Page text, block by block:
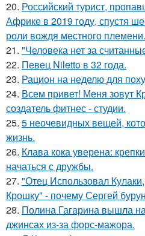
20. Российский турист,
Африке в 2019 году, спустя
роли вождя местного племени.
21. "Человека нет за
22. Певец Niletto в 32 года.
23. Рацион на неделю для
24. Всем привет! Меня зовут
создатель фитнес - студии.
25. 5 неочевидных вещей,
жизнь.
26. Клава кока уверена:
начаться с дружбы.
27. "Отец Использовал
Крошку" - почему Сергей
28. Полина Гагарина вышла
джинсах из-за форс-мажора.